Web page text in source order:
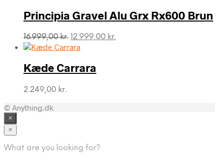
Principia Gravel Alu Grx Rx600 Brun
16.999,00kr. Den
oprindelige
var:
16.999,00 kr..
12.999,00 kr.
Kæde Carrara
2.249,00 kr.
© Anything.dk
×
×
What are you looking for?